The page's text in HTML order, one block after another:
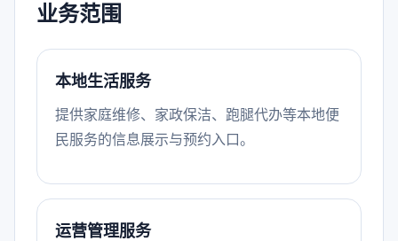
业务范围
本地生活服务
提供家庭维修、家政保洁、跑腿代办等本地便
民服务的信息展示与预约入口。
运营管理服务